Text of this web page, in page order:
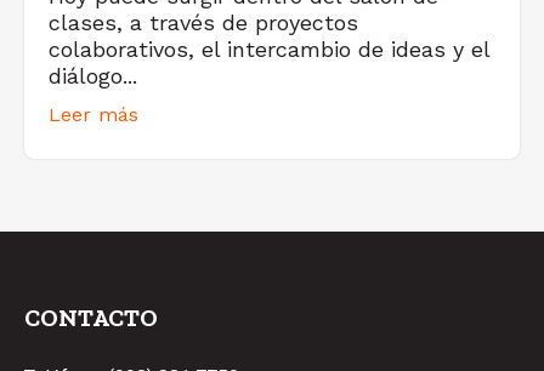
clases, a través de proyectos
colaborativos, el intercambio de ideas y el
diálogo...
Leer más
CONTACTO